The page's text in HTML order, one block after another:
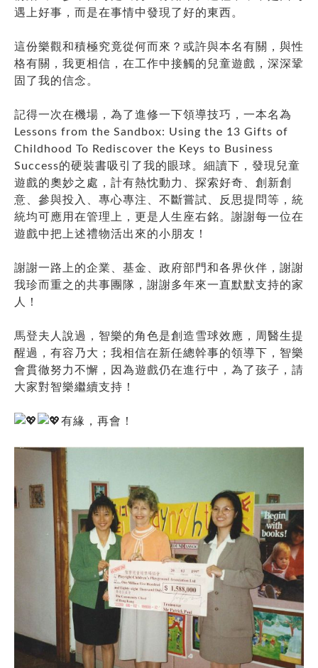
遇上好事，而是在事情中發現了好的東西。
這份樂觀和積極究竟從何而來？或許與本名有關，與性
格有關，我更相信，在工作中接觸的兒童遊戲，深深鞏
固了我的信念。
記得一次在機場，為了進修一下領導技巧，一本名為
Lessons from the Sandbox: Using the 13 Gifts of
Childhood To Rediscover the Keys to Business
Success的硬裝書吸引了我的眼球。細讀下，發現兒童
遊戲的奧妙之處，計有熱忱動力、探索好奇、創新創
意、參與投入、專心專注、不斷嘗試、反思提問等，統
統均可應用在管理上，更是人生座右銘。謝謝每一位在
遊戲中把上述禮物活出來的小朋友！
謝謝一路上的企業、基金、政府部門和各界伙伴，謝謝
我珍而重之的共事團隊，謝謝多年來一直默默支持的家
人！
馬登夫人說過，智樂的角色是創造雪球效應，周醫生提
醒過，有容乃大；我相信在新任總幹事的領導下，智樂
會貫徹努力不懈，因為遊戲仍在進行中，為了孩子，請
大家對智樂繼續支持！
有緣，再會！